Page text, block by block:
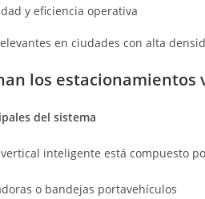
y eficiencia operativa
en ciudades con alta
los estacionamientos
del sistema
inteligente está compuesto
o bandejas portavehículos